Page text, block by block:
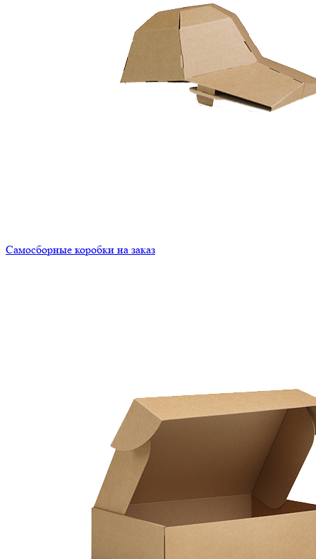
Самосборные коробки на заказ